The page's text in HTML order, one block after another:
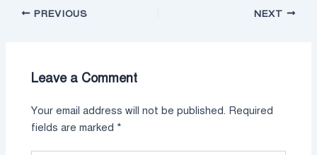
PREVIOUS NEXT
Leave a Comment
Your email address will not be published. Required
fields are marked *